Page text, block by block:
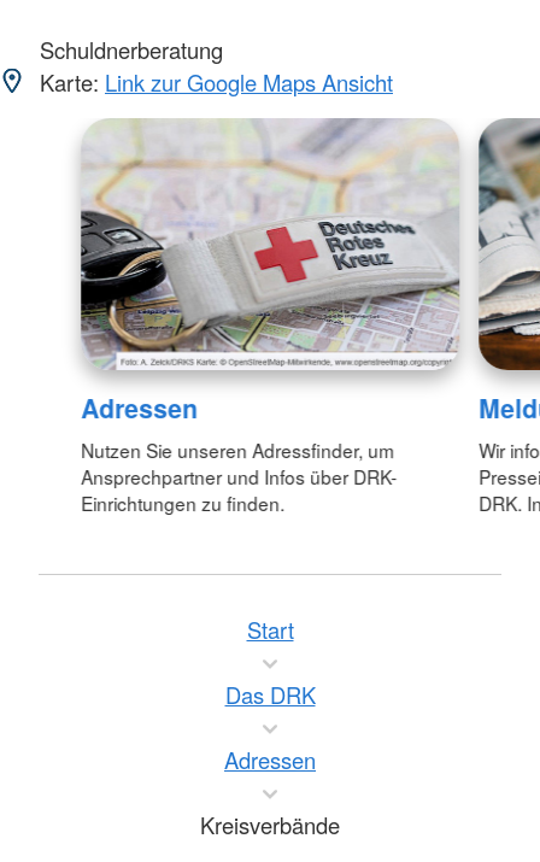
Schuldnerberatung
Karte: Link zur Google Maps Ansicht
Adressen
Nutzen Sie unseren Adressfinder, um
Ansprechpartner und Infos über DRK-
Einrichtungen zu finden.
Wir
DRK.
Start
Das DRK
Adressen
Kreisverbände